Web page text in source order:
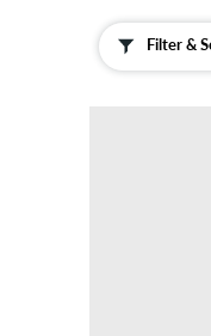
Filter &